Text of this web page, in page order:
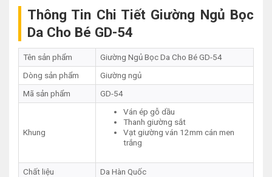
Thông Tin Chi Tiết Giường Ngủ Bọc
Da Cho Bé GD-54
Tên sản phẩm
Giường Ngủ Bọc Da Cho Bé GD-54
Dòng sản phẩm
Giường ngủ
Mã sản phẩm
GD-54
Khung
Ván ép gỗ dầu
Thanh giường sắt
Vạt giường ván 12mm cán men
trắng
Chất liệu
Da Hàn Quốc